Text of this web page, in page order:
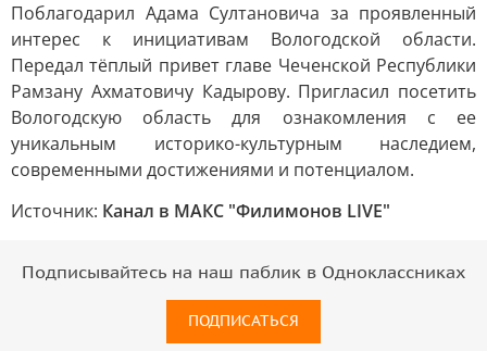
Поблагодарил Адама Султановича за проявленный
интерес к инициативам Вологодской области.
Передал тёплый привет главе Чеченской Республики
Рамзану Ахматовичу Кадырову. Пригласил посетить
Вологодскую область для ознакомления с ее
уникальным историко-культурным наследием,
современными достижениями и потенциалом.
Источник: Канал в МАКС "Филимонов LIVE"
Подписывайтесь на наш паблик в Одноклассниках
ПОДПИСАТЬСЯ